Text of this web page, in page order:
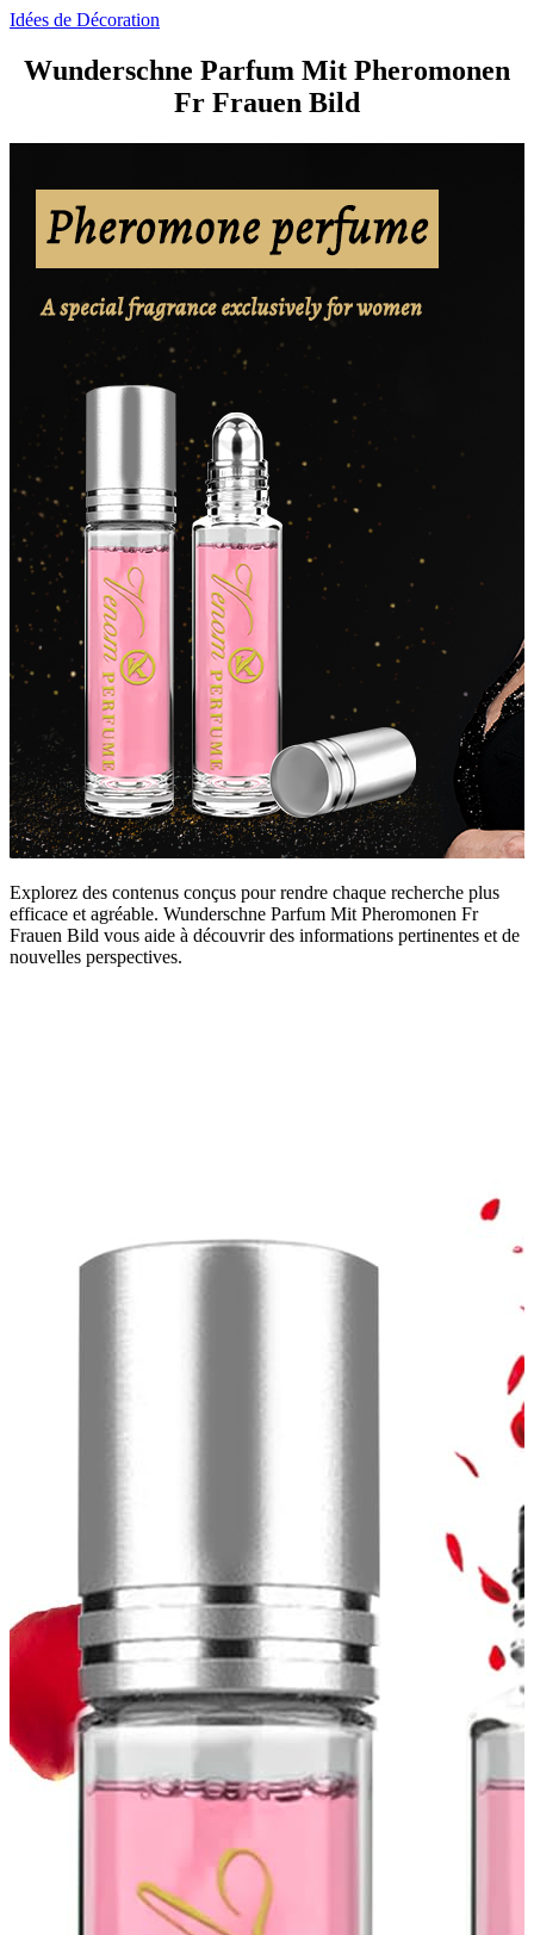
Idées de Décoration
Wunderschne Parfum Mit Pheromonen
Fr Frauen Bild
Explorez des contenus conçus pour rendre chaque recherche plus
efficace et agréable. Wunderschne Parfum Mit Pheromonen Fr
Frauen Bild vous aide à découvrir des informations pertinentes et de
nouvelles perspectives.